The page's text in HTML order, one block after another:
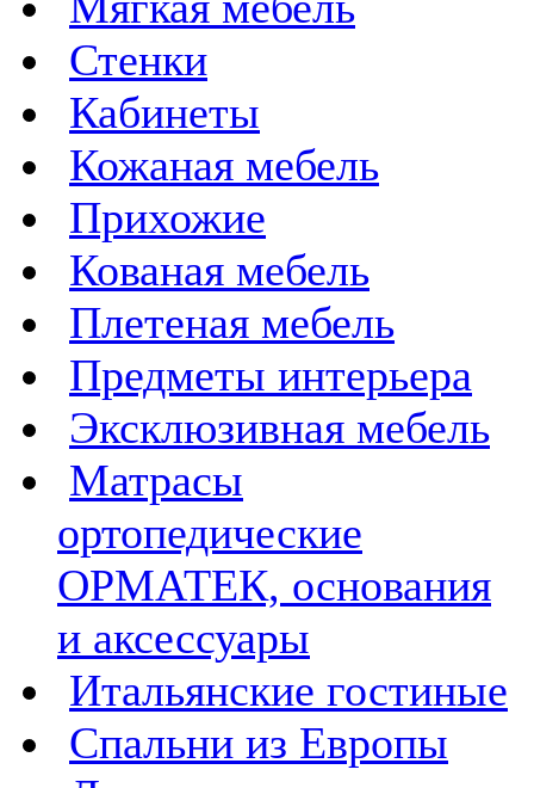
Стенки
Кабинеты
Кожаная мебель
Прихожие
Кованая мебель
Плетеная мебель
Предметы интерьера
Эксклюзивная мебель
Матрасы
ортопедические
ОРМАТЕК, основания
и аксессуары
Итальянские гостиные
Спальни из Европы